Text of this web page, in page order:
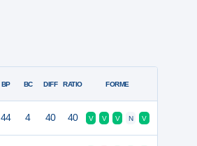
BP BC DIFF RATIO FORME
44 4 40 40 V V V N V